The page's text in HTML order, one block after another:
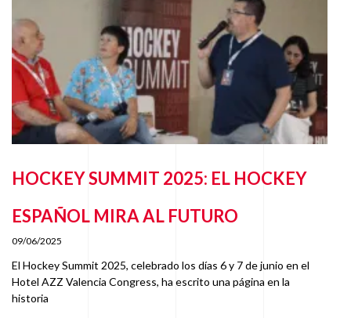
HOCKEY SUMMIT 2025: EL HOCKEY
ESPAÑOL MIRA AL FUTURO
09/06/2025
El Hockey Summit 2025, celebrado los días 6 y 7 de junio en el
Hotel AZZ Valencia Congress, ha escrito una página en la
historia